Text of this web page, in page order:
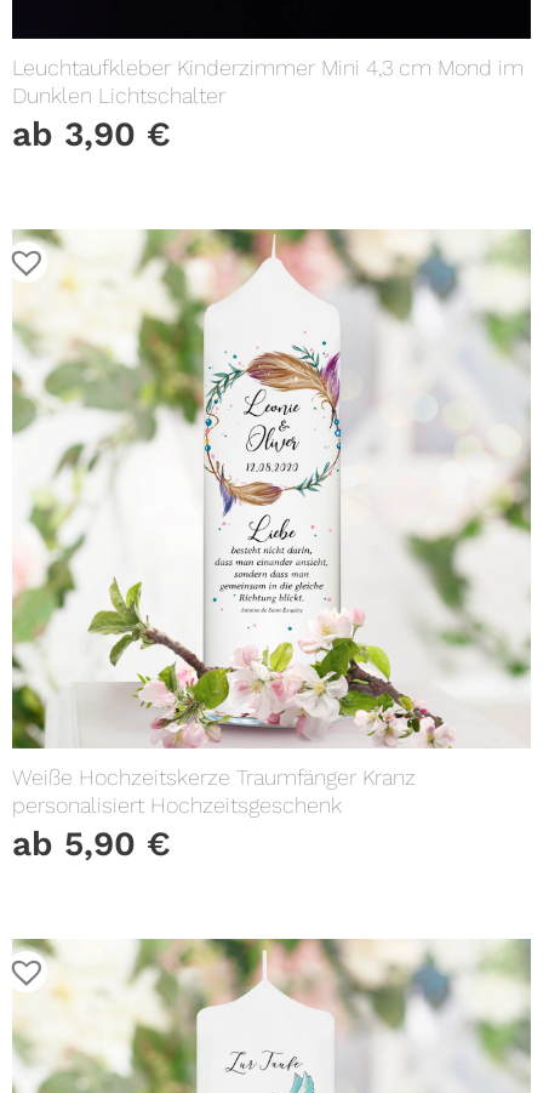
Leuchtaufkleber Kinderzimmer Mini 4,3 cm Mond im
Dunklen Lichtschalter
ab 3,90 €
Weiße Hochzeitskerze Traumfänger Kranz
personalisiert Hochzeitsgeschenk
ab 5,90 €